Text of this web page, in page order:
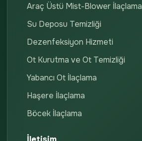
Araç Üstü Mist-Blower İlaçlama
Su Deposu Temizliği
Dezenfeksiyon Hizmeti
Ot Kurutma ve Ot Temizliği
Yabancı Ot İlaçlama
Haşere İlaçlama
Böcek İlaçlama